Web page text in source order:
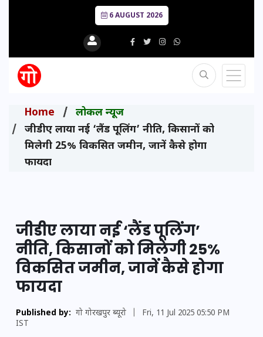
6 AUGUST 2026
Home
लोकल न्यूज
जीडीए लाया नई ‘लैंड पूलिंग’ नीति, किसानों को
मिलेगी 25% विकसित जमीन, जानें कैसे होगा
फायदा
जीडीए लाया नई ‘लैंड पूलिंग’
नीति, किसानों को मिलेगी 25%
विकसित जमीन, जानें कैसे होगा
फायदा
Published by: गो गोरखपुर ब्यूरो
Fri, 11 Jul 2025 05:50 PM
IST